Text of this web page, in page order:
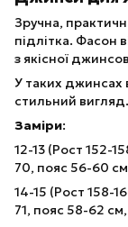
Зручна,
підлітка. Фасон
з якісної
У таких
стильний вигляд.
Заміри:
12-13 (Рост 152-
70, пояс 56-60
14-15 (Рост 158-
71, пояс 58-62